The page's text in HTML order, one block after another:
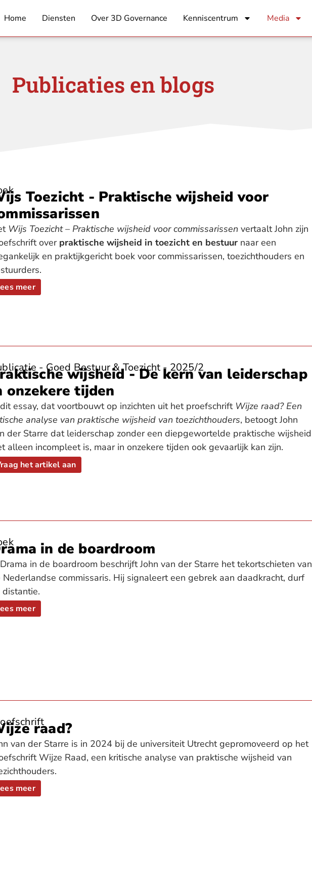
Home Diensten Over 3D Governance Kenniscentrum Media
Publicaties en blogs
Toezicht - Praktische wijsheid voor
Wijs Toezicht – Praktische wijsheid voor commissarissen vertaalt John zijn
over praktische wijsheid in toezicht en bestuur naar een
en praktijkgericht boek voor commissarissen, toezichthouders en
meer
- Goed Bestuur & Toezicht - 2025/2
wijsheid - De kern van leiderschap
onzekere tijden
essay, dat voortbouwt op inzichten uit het proefschrift Wijze raad? Een
analyse van praktische wijsheid van toezichthouders, betoogt John
der Starre dat leiderschap zonder een diepgewortelde praktische wijsheid
alleen incompleet is, maar in onzekere tijden ook gevaarlijk kan zijn.
het artikel aan
in de boardroom
in de boardroom beschrijft John van der Starre het tekortschieten van
Nederlandse commissaris. Hij signaleert een gebrek aan daadkracht, durf
distantie.
meer
raad?
van der Starre is in 2024 bij de universiteit Utrecht gepromoveerd op het
Wijze Raad, een kritische analyse van praktische wijsheid van
meer